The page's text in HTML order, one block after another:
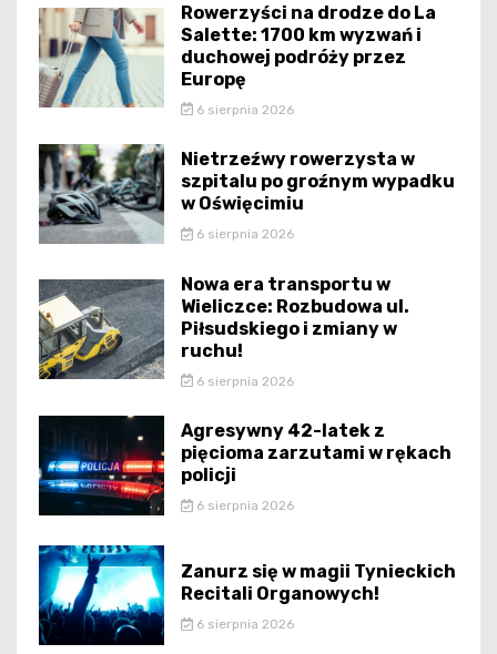
Rowerzyści na drodze do La
Salette: 1700 km wyzwań i
duchowej podróży przez
Europę
6 sierpnia 2026
Nietrzeźwy rowerzysta w
szpitalu po groźnym wypadku
w Oświęcimiu
6 sierpnia 2026
Nowa era transportu w
Wieliczce: Rozbudowa ul.
Piłsudskiego i zmiany w
ruchu!
6 sierpnia 2026
Agresywny 42-latek z
pięcioma zarzutami w rękach
policji
6 sierpnia 2026
Zanurz się w magii Tynieckich
Recitali Organowych!
6 sierpnia 2026